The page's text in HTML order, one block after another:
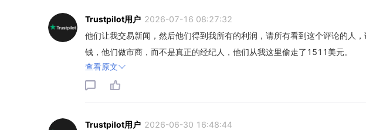
Trustpilot用户 2026-07-16 08:27:32
他们让我交易新闻，然后他们得到我所有的利润，请所有看到这个评论的人
钱，他们做市商，而不是真正的经纪人，他们从我这里偷走了1511美元。
查看原文
Trustpilot用户 2026-06-30 16:48:44